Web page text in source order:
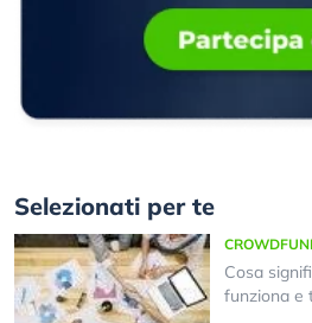
Selezionati per te
Cosa
funziona e